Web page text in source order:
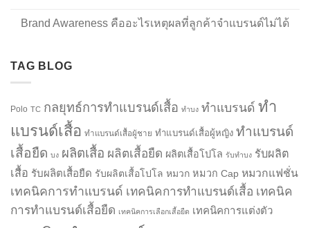
Brand Awareness คืออะไรเหตุผลที่ลูกค้าจำแบรนด์ไม่ได้
TAG BLOG
Polo TC กลยุทธ์การทำแบรนด์เสื้อ ทำบง ทำแบรนด์ ทำ
แบรนด์เสื้อ ทำแบรนด์เสื้อผู้ชาย ทำแบรนด์เสื้อผู้หญิง ทำแบรนด์
เสื้อยืด บง ผลิตเสื้อ ผลิตเสื้อยืด ผลิตเสื้อโปโล รับทำบง รับผลิต
เสื้อ รับผลิตเสื้อยืด รับผลิตเสื้อโปโล หมวก หมวก Cap หมวกแฟชั่น
เทคนิคการทำแบรนด์ เทคนิคการทำแบรนด์เสื้อ เทคนิค
การทำแบรนด์เสื้อยืด เทคนิคการเลือกเสื้อยืด เทคนิคการแต่งตัว